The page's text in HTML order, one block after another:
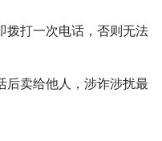
拨打一次电话，否则无法
后卖给他人，涉诈涉扰最